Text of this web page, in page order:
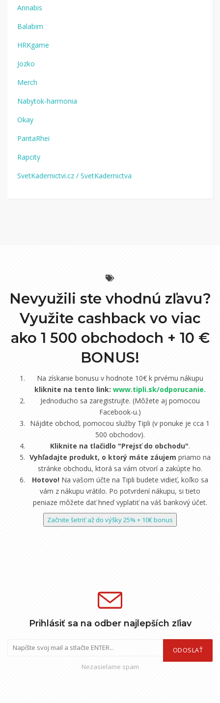
Annabis
Balabim
HRKgame
Jozko
Merch
Nabytok-harmonia
Okay
PantaRhei
Rapcity
SvetKadernictvi.cz / SvetKadernictva
Nevyužili ste vhodnú zľavu?
Využite cashback vo viac
ako 1 500 obchodoch + 10 €
BONUS!
Na získanie bonusu v hodnote 10€ k prvému nákupu
kliknite na tento link: www.tipli.sk/odporucanie.
Jednoducho sa zaregistrujte. (Môžete aj pomocou
Facebook-u.)
Nájdite obchod, pomocou služby Tipli (v ponuke je cca 1
500 obchodov).
Kliknite na tlačidlo "Prejsť do obchodu".
Vyhľadajte produkt, o ktorý máte záujem priamo na
stránke obchodu, ktorá sa vám otvorí a zakúpte ho.
Hotovo! Na vašom účte na Tipli budete vidieť, koľko sa
vám z nákupu vrátilo. Po potvrdení nákupu, si tieto
peniaze môžete dať hneď vyplatiť na váš bankový účet.
Začnite šetriť až do výšky 25% + 10€ bonus
Prihlásiť sa na odber najlepších zľiav
ODOSLAŤ
Nezasielame spam